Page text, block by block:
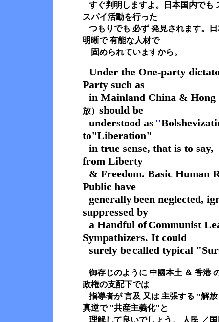
すぐ判明しますよ。日本国内でも
スパイ活動を行った
つもりでも 必ず 発見されます。
明晰で 有能な人材で
固められていますから。
Under the One-party
Party such as
in Mainland China & Hong
放） should be
understood as ''
to"Liberation"
in true sense, that is to say,
from Liberty
& Freedom. Basic Human
Public have
generallybeen neglected,
suppressed by
a Handful ofCommunist
Sympathizers. It could
surely becalled typical
御存じのように 中國本土 ＆ 香港
政権の支配下では
指導者が 言及 又は 主張する "解
真逆で "共産主義化"と
理解して良いでしょう。 人民 ／